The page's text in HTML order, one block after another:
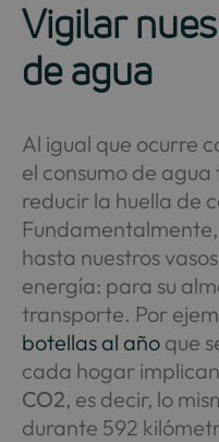
Vigilar
de agua
Al igual que ocurre
el consumo de
reducir la huella de
hasta nuestros
energía: para su
transporte. Por
botellas al añoque
cada hogar
CO2, es decir, lo
durante 592